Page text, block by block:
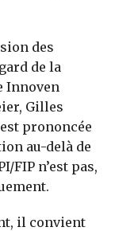
des
de la
Innoven
Gilles
prononcée
au-delà de
FIP n’est pas,
il convient